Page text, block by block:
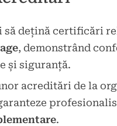
să dețină certificări
, demonstrând
și siguranță.
acreditări de la
.